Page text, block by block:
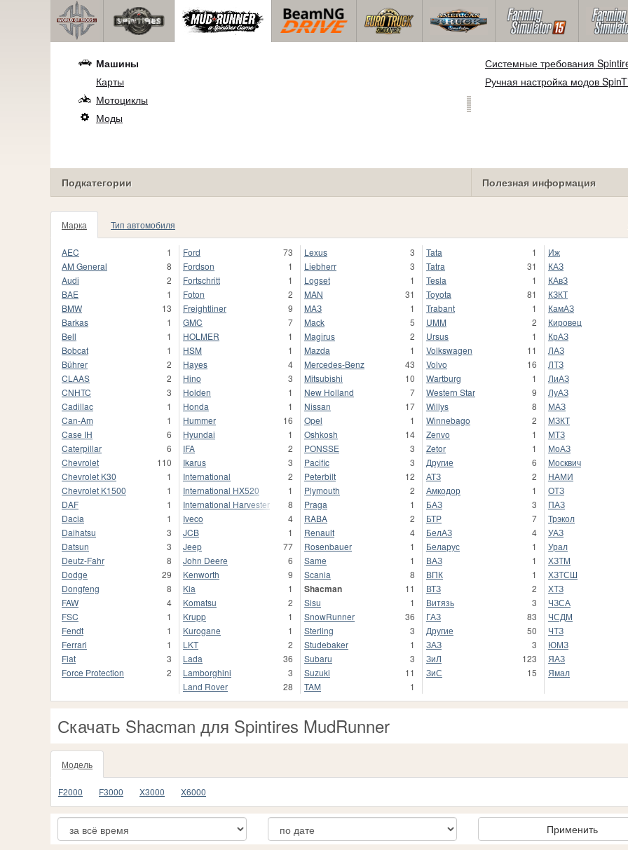
Машины
Карты
Мотоциклы
Моды
Подкатегории
Системные требования
Ручная настройка модов
Полезная информация
Марка Тип автомобиля
77
AEC
1
AM General
8
Audi
2
BAE
1
BMW
13
Barkas
1
Bell
1
Bobcat
1
Bührer
2
CLAAS
2
CNHTC
3
Cadillac
1
Can-Am
1
Case IH
6
Caterpillar
6
Chevrolet
110
Chevrolet K30
1
Chevrolet K1500
1
DAF
1
Dacia
1
Daihatsu
3
Datsun
3
Deutz-Fahr
8
Dodge
29
Dongfeng
8
FAW
4
FSC
1
Fendt
1
Ferrari
1
Fiat
3
Force Protection
2
Ford
73
Fordson
1
Fortschritt
1
Foton
2
Freightliner
9
GMC
7
HOLMER
1
HSM
1
Hayes
4
Hino
3
Holden
1
Honda
1
Hummer
16
Hyundai
1
IFA
2
Ikarus
3
International
2
International HX520
1
International Harvester
8
Iveco
4
JCB
1
Jeep
77
John Deere
6
Kenworth
9
Kia
1
Komatsu
2
Krupp
1
Kurogane
1
LKT
2
Lada
36
Lamborghini
3
Land Rover
28
Lexus
3
Liebherr
3
Logset
1
MAN
31
MAЗ
1
Mack
5
Magirus
2
Mazda
1
Mercedes-Benz
43
Mitsubishi
10
New Holland
7
Nissan
17
Opel
1
Oshkosh
14
PONSSE
3
Pacific
3
Peterbilt
12
Plymouth
2
Praga
1
RABA
2
Renault
4
Rosenbauer
1
Same
1
Scania
8
Shacman
11
Sisu
1
SnowRunner
36
Sterling
3
Studebaker
1
Subaru
3
Suzuki
11
TAM
1
Tata
1
Tatra
31
Tesla
1
Toyota
81
Trabant
1
UMM
2
Ursus
1
Volkswagen
11
Volvo
16
Wartburg
1
Western Star
9
Willys
8
Winnebago
2
Zenvo
1
Zetor
1
Другие
6
АТЗ
2
Амкодор
1
БАЗ
3
БТР
7
БелАЗ
4
Беларус
1
ВАЗ
1
ВПК
1
ВТЗ
2
Витязь
3
ГАЗ
83
Другие
50
ЗАЗ
3
ЗиЛ
123
ЗиС
15
Иж
КАЗ
КАвЗ
КЗКТ
КамАЗ
Кировец
КрАЗ
ЛАЗ
ЛТЗ
ЛиАЗ
ЛуАЗ
МАЗ
МЗКТ
МТЗ
МоАЗ
Москвич
НАМИ
ОТЗ
ПАЗ
Трэкол
УАЗ
Урал
ХЗТМ
ХЗТСШ
ХТЗ
ЧЗСА
ЧСДМ
ЧТЗ
ЮМЗ
ЯАЗ
Ямал
Скачать Shacman для Spintires MudRunner
Модель
F2000 F3000 X3000 X6000
Применить